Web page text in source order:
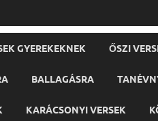
GYEREKEKNEK ŐSZI
BALLAGÁSRA
KARÁCSONYI VERSEK